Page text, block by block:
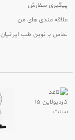
پیگیری سفارش
علاقه مندی های من
تماس با نوین طب ایرانیان